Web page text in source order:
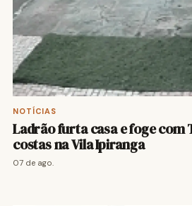
NOTÍCIAS
Ladrão furta casa e foge com
costas na Vila Ipiranga
07 de ago.